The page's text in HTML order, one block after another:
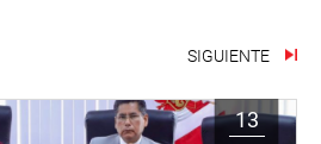
SIGUIENTE
13